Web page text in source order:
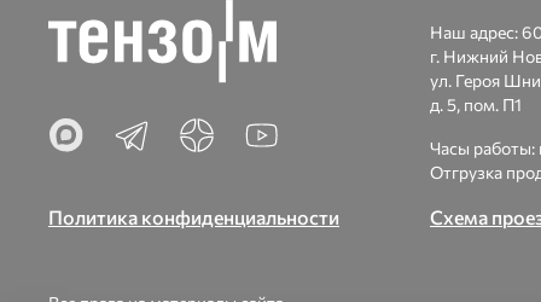
Политика конфиденциальности
Наш адрес:
г. Нижний
ул. Героя
д. 5, пом. П1
Часы работы:
Отгрузка
Схема